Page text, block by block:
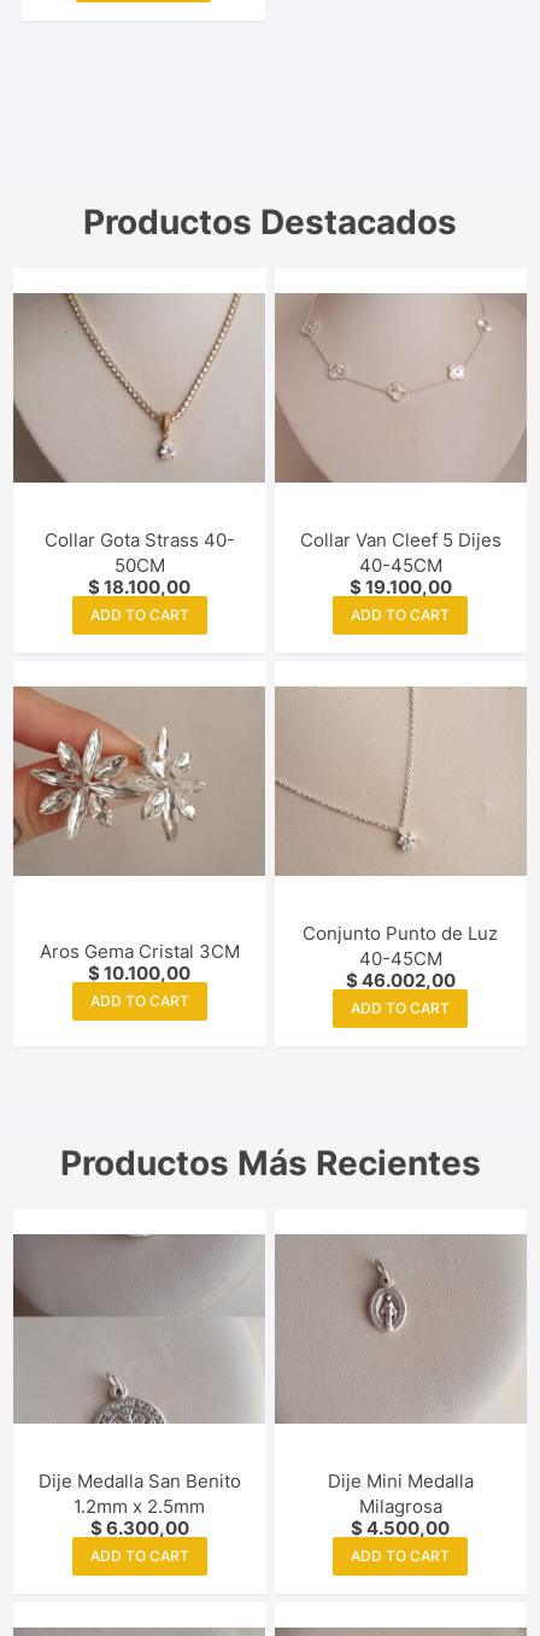
Productos Destacados
Collar Gota Strass 40-
50CM
$18.100,00
ADD TO CART
Collar Van Cleef 5 Dijes
40-45CM
$19.100,00
ADD TO CART
Aros Gema Cristal 3CM
$10.100,00
ADD TO CART
Conjunto Punto de Luz
40-45CM
$46.002,00
ADD TO CART
Productos Más Recientes
Dije Medalla San Benito
1.2mm x 2.5mm
$6.300,00
ADD TO CART
Dije Mini Medalla
Milagrosa
$4.500,00
ADD TO CART